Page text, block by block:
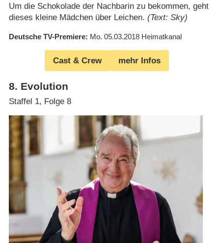
Um die Schokolade der Nachbarin zu bekommen, geht
dieses kleine Mädchen über Leichen. (Text: Sky)
Deutsche TV-Premiere Mo. 05.03.2018 Heimatkanal
Cast & Crew mehr Infos
8. Evolution
Staffel 1, Folge 8